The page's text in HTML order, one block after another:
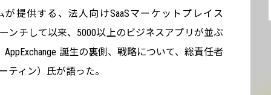
提供する、法人向けSaaSマーケットプレイス
ンチして以来、5000以上のビジネスアプリが並ぶ
誕生の裏側、戦略について、総責任者
ティン）氏が語った。